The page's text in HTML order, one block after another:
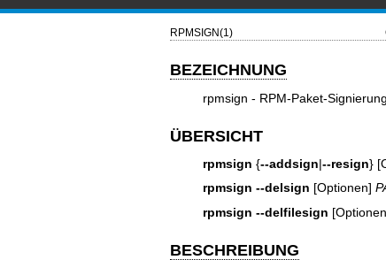
RPMSIGN(1)
BEZEICHNUNG
rpmsign - RPM-Paket-Signierung
ÜBERSICHT
rpmsign {--addsign|--resign}
rpmsign --delsign [Optionen]
rpmsign --delfilesign
BESCHREIBUNG